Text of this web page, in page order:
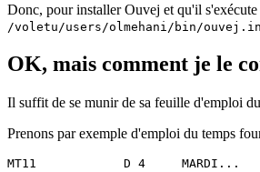
Donc, pour installer Ouvej et qu'il s'exécute
/voletu/users/olmehani/bin/
OK, mais comment je le
Il suffit de se munir de sa feuille d'emploi
Prenons par exemple d'emploi du temps
MT11		D 4	MARDI...	8:00-10:00,F1,S=FA518	/MERCREDI	10:15-12:15,F1,S=FA505